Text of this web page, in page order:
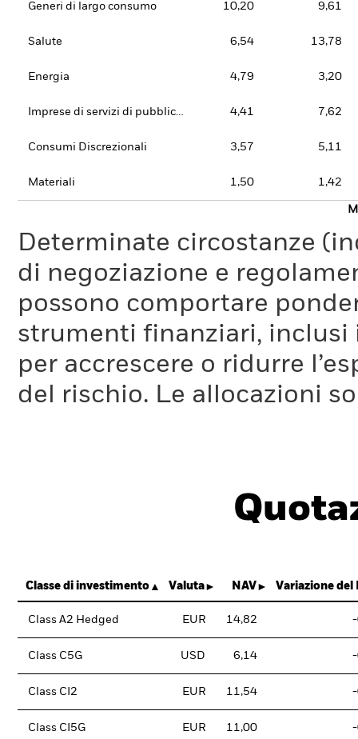
Generi di largo consumo 10,20 9,61
Salute 6,54 13,78
Energia 4,79 3,20
Imprese di servizi di pubblica utilità 4,41 7,62
Consumi Discrezionali 3,57 5,11
Materiali 1,50 1,42
Determinate circostanze
di negoziazione e
possono comportare
strumenti finanziari, inclusi
per accrescere o ridurre
del rischio. Le allocazioni
Classe di investimento Valuta NAV Variazione del
Class A2 Hedged EUR 14,82
Class C5G USD 6,14
Class CI2 EUR 11,54
Class CI5G EUR 11,00